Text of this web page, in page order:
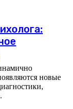
новые